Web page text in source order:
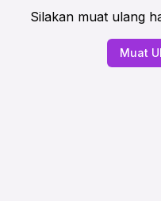
Silakan muat ulang
Muat